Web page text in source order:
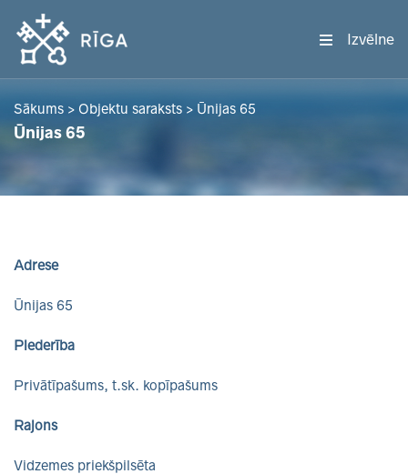
Izvēlne
Sākums > Objektu saraksts > Ūnijas 65
Ūnijas 65
Adrese
Ūnijas 65
Piederība
Privātīpašums, t.sk. kopīpašums
Rajons
Vidzemes priekšpilsēta